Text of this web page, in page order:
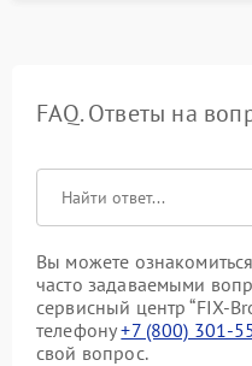
FAQ. Ответы на
Вы можете
часто задаваемыми
сервисный центр “FIX-
телефону+7 (800) 301-
свой вопрос.